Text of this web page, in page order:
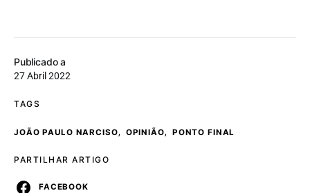
Publicado a
27 Abril 2022
TAGS
JOÃO PAULO NARCISO, OPINIÃO, PONTO FINAL
PARTILHAR ARTIGO
FACEBOOK